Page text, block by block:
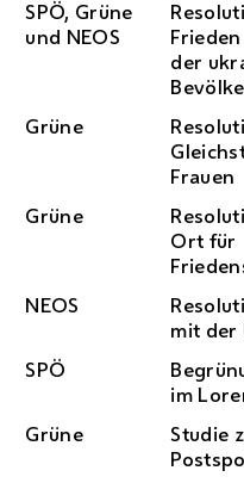
SPÖ, Grüne
und NEOS
der
Grüne
Frauen
Grüne
Ort für
NEOS
mit der
SPÖ
im
Grüne
Studie